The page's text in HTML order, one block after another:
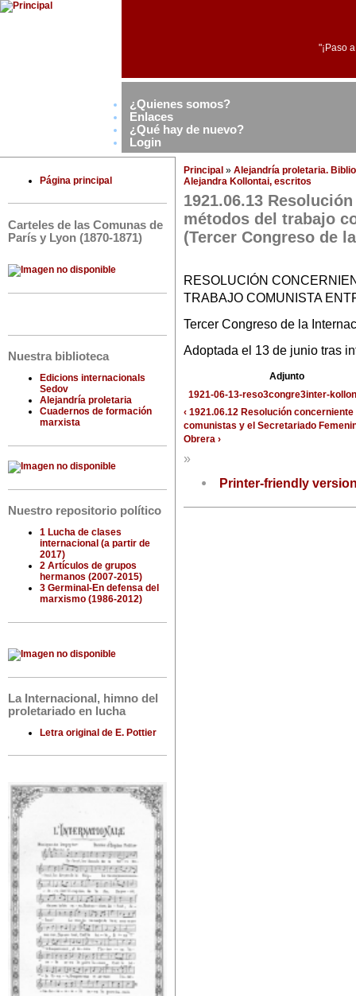
"¡Paso
¿Quienes somos?
Enlaces
¿Qué hay de nuevo?
Login
Página principal
Carteles de las Comunas de
París y Lyon (1870-1871)
Nuestra biblioteca
Edicions internacionals
Sedov
Alejandría proletaria
Cuadernos de formación
marxista
Nuestro repositorio político
1 Lucha de clases
internacional (a partir de
2017)
2 Artículos de grupos
hermanos (2007-2015)
3 Germinal-En defensa del
marxismo (1986-2012)
La Internacional, himno del
proletariado en lucha
Letra original de E. Pottier
Principal » Alejandría proletaria.
Alejandra Kollontai, escritos
1921.06.13
métodos del trabajo
(Tercer Congreso de
RESOLUCIÓN
TRABAJO COMUNISTA
Tercer Congreso de la
Adoptada el 13 de junio tras
Adjunto
1921-06-13-reso3congre3inter-
‹ 1921.06.12 Resolución
comunistas y el Secretariado
Obrera ›
»
Printer-friendly